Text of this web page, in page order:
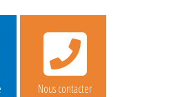
Nous contacter